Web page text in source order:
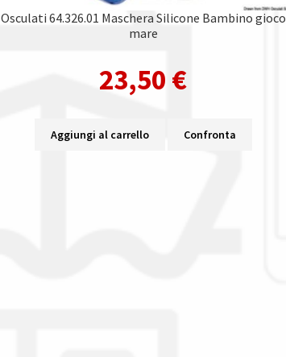
Osculati 64.326.01 Maschera Silicone Bambino gioco
mare
23,50 €
Aggiungi al carrello Confronta